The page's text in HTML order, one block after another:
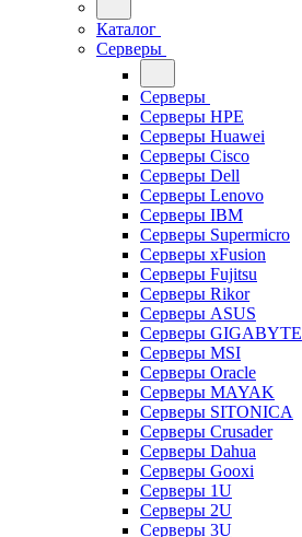
Каталог
Серверы
Серверы
Серверы HPE
Серверы Huawei
Серверы Cisco
Серверы Dell
Серверы Lenovo
Серверы IBM
Серверы Supermicro
Серверы xFusion
Серверы Fujitsu
Серверы Rikor
Серверы ASUS
Серверы GIGABYTE
Серверы MSI
Серверы Oracle
Серверы MAYAK
Серверы SITONICA
Серверы Crusader
Серверы Dahua
Серверы Gooxi
Серверы 1U
Серверы 2U
Серверы 3U